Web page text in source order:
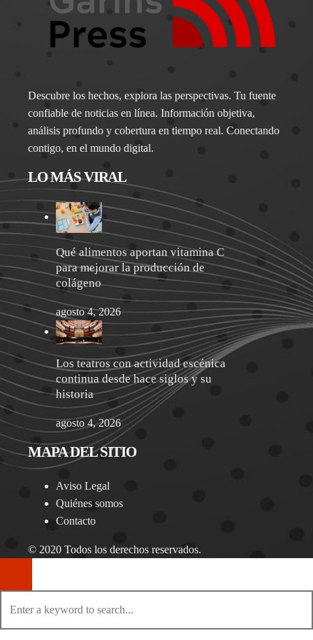
Descubre los hechos, explora las perspectivas. Tu fuente
confiable de noticias en línea. Información objetiva,
análisis profundo y cobertura en tiempo real. Conectando
contigo, en el mundo digital.
LO MÁS VIRAL
Qué alimentos aportan vitamina C
para mejorar la producción de
colágeno
agosto 4, 2026
Los teatros con actividad escénica
continua desde hace siglos y su
historia
agosto 4, 2026
MAPA DEL SITIO
Aviso Legal
Quiénes somos
Contacto
© 2020 Todos los derechos reservados.